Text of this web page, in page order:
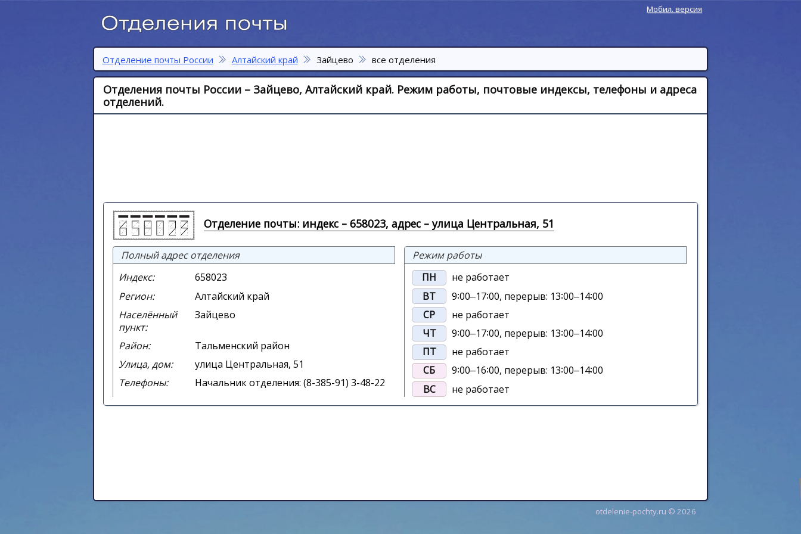
Мобил. версия
Отделение почты России Алтайский край Зайцево все отделения
Отделения почты России – Зайцево, Алтайский край. Режим работы, почтовые индексы, телефоны и адреса
отделений.
Отделение почты: индекс – 658023, адрес – улица Центральная, 51
Полный адрес отделения
Индекс:
658023
Регион:
Алтайский край
Населённый
пункт:
Зайцево
Район:
Тальменский район
Улица, дом:
улица Центральная, 51
Телефоны:
Начальник отделения: (8-385-91) 3-48-22
Режим работы
ПН
не работает
ВТ
9∶00‒17∶00, перерыв: 13∶00‒14∶00
СР
не работает
ЧТ
9∶00‒17∶00, перерыв: 13∶00‒14∶00
ПТ
не работает
СБ
9∶00‒16∶00, перерыв: 13∶00‒14∶00
ВС
не работает
otdelenie-pochty.ru © 2026